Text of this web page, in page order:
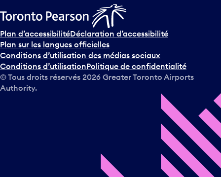
s
u
r
l
e
c
a
Plan d’accessibilitéDéclaration d’accessibilité
Plan sur les langues officielles
Conditions d’utilisation des médias sociaux
Conditions d’utilisationPolitique de confidentialité
© Tous droits réservés 2026 Greater Toronto Airports
Authority.